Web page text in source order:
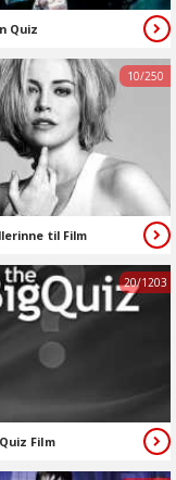
Quiz
til Film
10/250
Film
20/1203